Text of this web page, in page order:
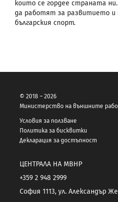
които се гордее страната
да работят за развитието и
българския спорт.
© 2018 – 2026
Министерство на външните
Условия за ползване
Политика за бисквитки
Декларация за достъпност
ЦЕНТРАЛА НА МВНР
+359 2 948 2999
София 1113, ул. Александър